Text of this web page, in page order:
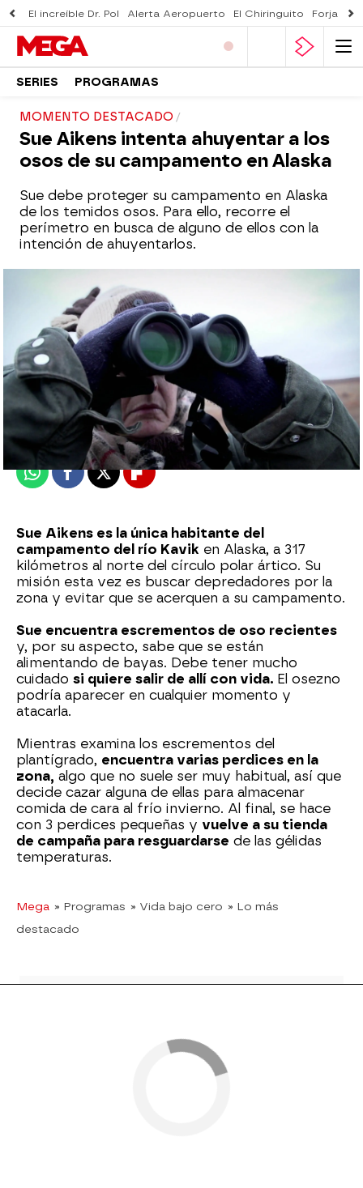
El increíble Dr. Pol Alerta Aeropuerto El Chiringuito Forjado
SERIES PROGRAMAS
MOMENTO DESTACADO
Sue Aikens intenta ahuyentar a los
osos de su campamento en Alaska
Sue debe proteger su campamento en Alaska
de los temidos osos. Para ello, recorre el
perímetro en busca de alguno de ellos con la
intención de ahuyentarlos.
mega
Publicado: 10 de junio de 2024, 19:00
WhatsappFacebook
X Flipboard
Sue Aikens es la única habitante del
campamento del río Kavik en Alaska, a 317
kilómetros al norte del círculo polar ártico. Su
misión esta vez es buscar depredadores por la
zona y evitar que se acerquen a su campamento.
Sue encuentra escrementos de oso recientes
y, por su aspecto, sabe que se están
alimentando de bayas. Debe tener mucho
cuidado si quiere salir de allí con vida. El osezno
podría aparecer en cualquier momento y
atacarla.
Mientras examina los escrementos del
plantígrado, encuentra varias perdices en la
zona, algo que no suele ser muy habitual, así que
decide cazar alguna de ellas para almacenar
comida de cara al frío invierno. Al final, se hace
con 3 perdices pequeñas y vuelve a su tienda
de campaña para resguardarse de las gélidas
temperaturas.
Mega » Programas » Vida bajo cero » Lo más
destacado